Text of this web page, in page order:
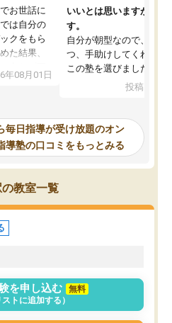
お世話に
は自分の
クをもら
た結果、
合わず不
その経験
た。学習
り方につ
ただけた
を進める
うに勉強
ている方
す。
年08月01日
いいとは思いますが、料
す。
自分が朝型なので、自習
つ、手助けしてくれる設
この塾を選びました。
投稿日：
毎日指導が受け放題のオン
導塾の口コミをもっとみる
教室一覧
を申し込む
無料
ストに追加する）